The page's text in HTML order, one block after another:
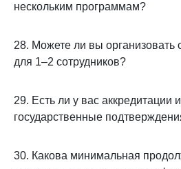
нескольким программам?
28. Можете ли вы организовать
для 1–2 сотрудников?
29. Есть ли у вас аккредитации
государственные
30. Какова минимальная